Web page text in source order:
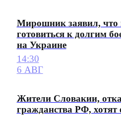
Мирошник заявил, что
готовиться к долгим
на Украине
14:30
6 АВГ
Жители Словакии,
гражданства РФ, хотят